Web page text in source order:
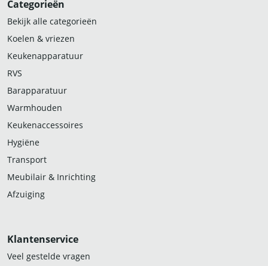
Categorieën
Bekijk alle categorieën
Koelen & vriezen
Keukenapparatuur
RVS
Barapparatuur
Warmhouden
Keukenaccessoires
Hygiëne
Transport
Meubilair & Inrichting
Afzuiging
Klantenservice
Veel gestelde vragen